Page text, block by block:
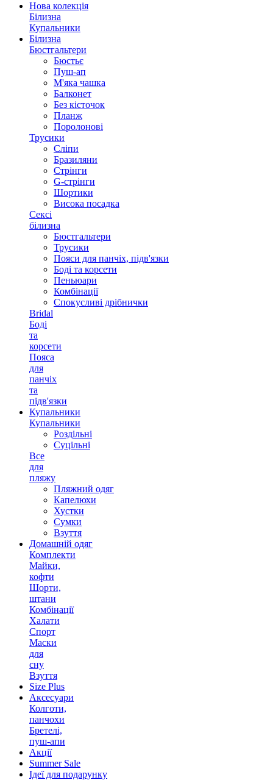
Нова колекція
Білизна
Купальники
Білизна
Бюстгальтери
Бюстьє
Пуш-ап
М'яка чашка
Балконет
Без кісточок
Планж
Поролонові
Трусики
Сліпи
Бразиляни
Стрінги
G-стрінги
Шортики
Висока посадка
Сексі
білизна
Бюстгальтери
Трусики
Пояси для панчіх, підв'язки
Боді та корсети
Пеньюари
Комбінації
Спокусливі дрібнички
Bridal
Боді
та
корсети
Пояса
для
панчіх
та
підв'язки
Купальники
Купальники
Роздільні
Суцільні
Все
для
пляжу
Пляжний одяг
Капелюхи
Хустки
Сумки
Взуття
Домашній одяг
Комплекти
Майки,
кофти
Шорти,
штани
Комбінації
Халати
Спорт
Маски
для
сну
Взуття
Size Plus
Аксесуари
Колготи,
панчохи
Бретелі,
пуш-апи
Акції
Summer Sale
Ідеї для подарунку